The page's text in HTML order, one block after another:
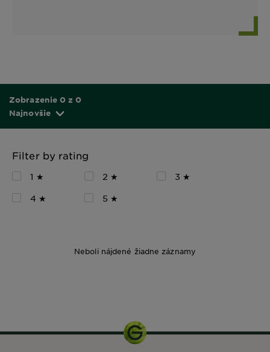
Zobrazenie 0 z 0
Najnovšie
Filter by rating
1 ★ 2 ★
3 ★
4 ★
5 ★
Neboli nájdené žiadne záznamy